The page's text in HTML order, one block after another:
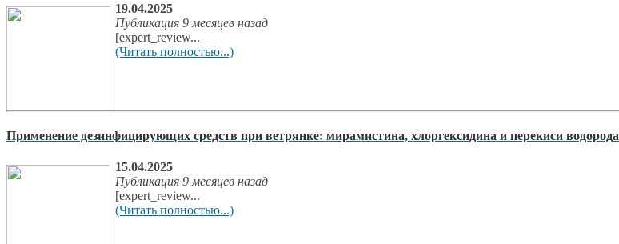
19.04.2025
Публикация 9 месяцев назад
[expert_review...
(Читать полностью...)
Применение дезинфицирующих средств при ветрянке: мирамистина, хлоргексидина и перекиси водорода
15.04.2025
Публикация 9 месяцев назад
[expert_review...
(Читать полностью...)